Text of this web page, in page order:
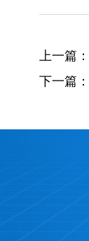
上一篇：
下一篇：